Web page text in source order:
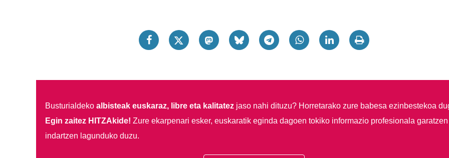
Busturialdeko albisteak euskaraz, libre eta kalitatezjaso nahi dituzu? Horretarako zure babesa ezinbestekoa
Egin zaitez HITZAkide! Zure ekarpenari esker, euskaratik eginda dagoen tokiko informazio profesionala garatzen
indartzen lagunduko duzu.